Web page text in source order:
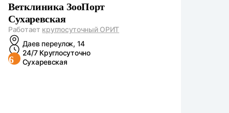
Ветклиника ЗооПорт
Сухаревская
Работает круглосуточный ОРИТ
Даев переулок, 14
24/7 Круглосуточно
6 Сухаревская